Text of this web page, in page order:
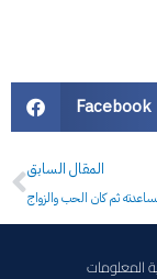
Facebook
Prev
المقال السابق
المعلومات